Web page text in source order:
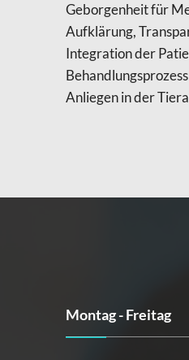
Geborgenheit für
Aufklärung,
Integration der
Anliegen in der
Montag - Freitag